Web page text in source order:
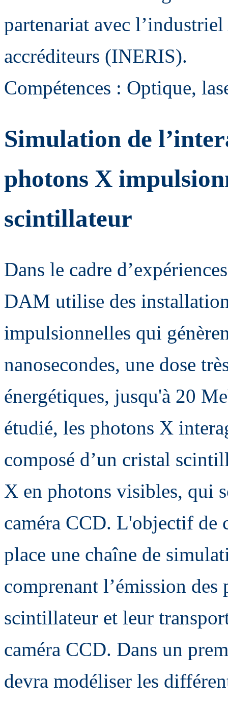
partenariat avec
accréditeurs (INERIS).
Compétences : Optique,
Simulation de
photons X
scintillateur
Dans le cadre
DAM utilise des
impulsionnelles qui
nanosecondes, une dose
énergétiques, jusqu'à 20
étudié, les photons X
composé d’un cristal
X en photons visibles, qui
caméra CCD. L'objectif de
place une chaîne de
comprenant l’émission
scintillateur et leur
caméra CCD. Dans un
devra modéliser les